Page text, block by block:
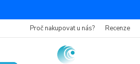
Proč nakupovat u nás? Recenze